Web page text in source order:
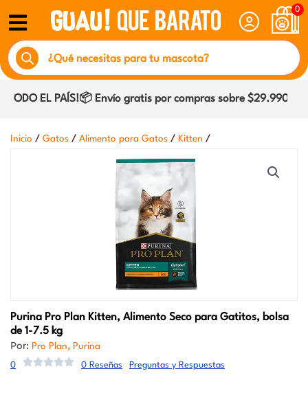
contenido
0
Búsqueda
de
productos
TODO EL PAÍS!📦 Envío gratis por compras sobre $29.990
Inicio / Gatos / Alimento para Gatos / Kitten /
Purina Pro Plan Kitten, Alimento Seco para Gatitos, bolsa
de 1-7.5 kg
Por: Pro Plan, Purina
0 0 Reseñas Preguntas y Respuestas